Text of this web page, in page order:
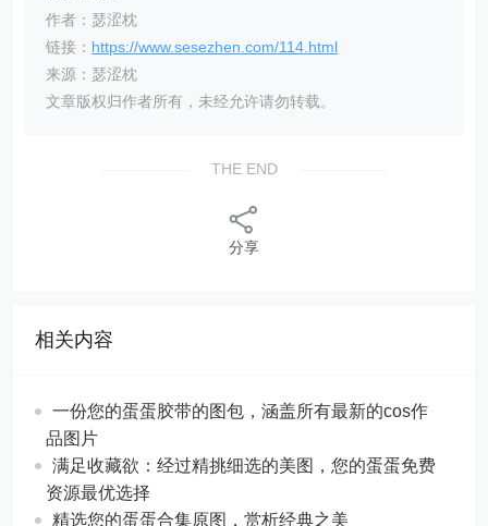
作者：瑟涩枕
链接： https://www.sesezhen.com/114.html
来源：瑟涩枕
文章版权归作者所有，未经允许请勿转载。
THE END
分享
相关内容
一份您的蛋蛋胶带的图包，涵盖所有最新的cos作
品图片
满足收藏欲：经过精挑细选的美图，您的蛋蛋免费
资源最优选择
精选您的蛋蛋合集原图，赏析经典之美